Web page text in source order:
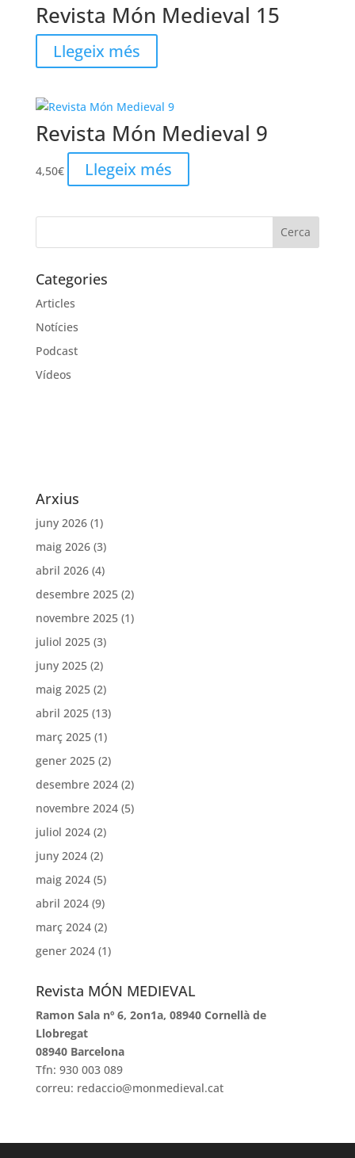
Revista Món Medieval 15
Llegeix més
Revista Món Medieval 9
4,50€ Llegeix més
Categories
Articles
Notícies
Podcast
Vídeos
Arxius
juny 2026(1)
maig 2026(3)
abril 2026(4)
desembre 2025(2)
novembre 2025(1)
juliol 2025(3)
juny 2025(2)
maig 2025(2)
abril 2025(13)
març 2025(1)
gener 2025(2)
desembre 2024(2)
novembre 2024(5)
juliol 2024(2)
juny 2024(2)
maig 2024(5)
abril 2024(9)
març 2024(2)
gener 2024(1)
Revista MÓN MEDIEVAL
Ramon Sala nº 6, 2on1a, 08940 Cornellà de
Llobregat
08940 Barcelona
Tfn: 930 003 089
correu: redaccio@monmedieval.cat